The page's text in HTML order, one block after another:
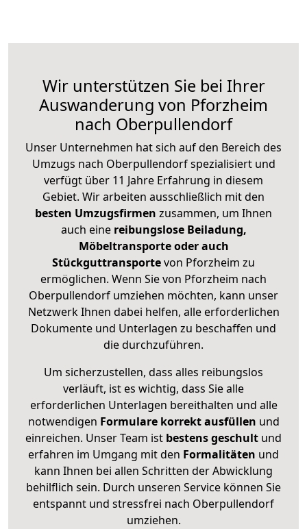
Wir unterstützen Sie bei Ihrer
Auswanderung von Pforzheim
nach Oberpullendorf
Unser Unternehmen hat sich auf den Bereich des
Umzugs nach Oberpullendorf spezialisiert und
verfügt über 11 Jahre Erfahrung in diesem
Gebiet. Wir arbeiten ausschließlich mit den
besten Umzugsfirmen zusammen, um Ihnen
auch eine reibungslose Beiladung,
Möbeltransporte oder auch
Stückguttransportevon Pforzheim zu
ermöglichen. Wenn Sie von Pforzheim nach
Oberpullendorf umziehen möchten, kann unser
Netzwerk Ihnen dabei helfen, alle erforderlichen
Dokumente und Unterlagen zu beschaffen und
die durchzuführen.
Um sicherzustellen, dass alles reibungslos
verläuft, ist es wichtig, dass Sie alle
erforderlichen Unterlagen bereithalten und alle
notwendigen Formulare korrekt ausfüllen und
einreichen. Unser Team ist bestens geschult und
erfahren im Umgang mit den Formalitäten und
kann Ihnen bei allen Schritten der Abwicklung
behilflich sein. Durch unseren Service können Sie
entspannt und stressfrei nach Oberpullendorf
umziehen.